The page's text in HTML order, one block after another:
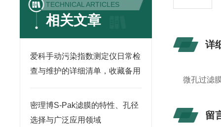
TECHNICAL ARTICLES
相关文章
爱科手动污染指数测定仪日常检
查与维护的详细清单，收藏备用
密理博S-Pak滤膜的特性、孔径
选择与广泛应用领域
详
微孔过滤
留